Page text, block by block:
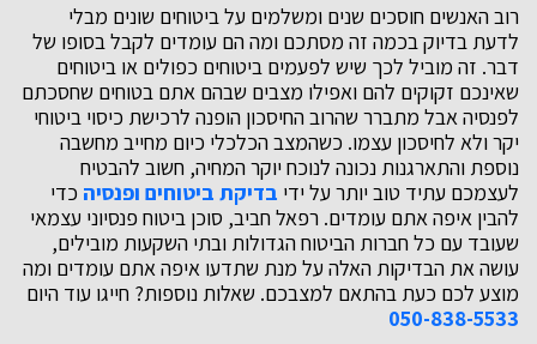
רוב האנשים חוסכים שנים ומשלמים על ביטוחים שונים מבלי
לדעת בדיוק בכמה זה מסתכם ומה הם עומדים לקבל בסופו של
דבר. זה מוביל לכך שיש לפעמים ביטוחים כפולים או ביטוחים
שאינכם זקוקים להם ואפילו מצבים שבהם אתם בטוחים שחסכתם
לפנסיה אבל מתברר שהרוב החיסכון הופנה לרכישת כיסוי ביטוחי
יקר ולא לחיסכון עצמו. כשהמצב הכלכלי כיום מחייב מחשבה
נוספת והתארגנות נכונה לנוכח יוקר המחיה, חשוב להבטיח
לעצמכם עתיד טוב יותר על ידי בדיקת ביטוחים ופנסיה כדי
להבין איפה אתם עומדים. רפאל חביב, סוכן ביטוח פנסיוני עצמאי
שעובד עם כל חברות הביטוח הגדולות ובתי השקעות מובילים,
עושה את הבדיקות האלה על מנת שתדעו איפה אתם עומדים ומה
מוצע לכם כעת בהתאם למצבכם. שאלות נוספות? חייגו עוד היום
050-838-5533